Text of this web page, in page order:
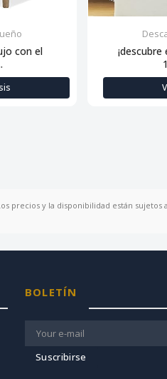
con el
precios y la disponibilidad están sujetos
BOLETÍN
Suscribirse